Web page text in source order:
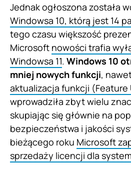
Jednak ogłoszona została
Windowsa 10, którą jest 14
tego czasu większość
Microsoft nowości trafia
Windowsa 11. Windows 10
mniej nowych funkcji,
aktualizacja funkcji (Feature
wprowadziła zbyt wielu
skupiając się głównie na
bezpieczeństwa i jakości
bieżącego roku Microsoft
sprzedaży licencji dla